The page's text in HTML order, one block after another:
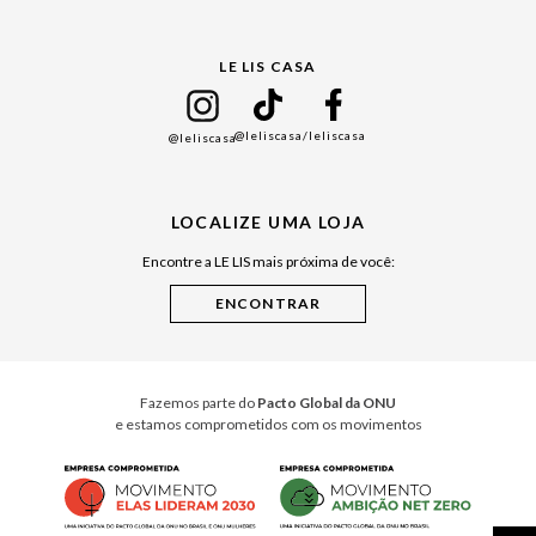
Cuidados Casa
LE LIS CASA
@leliscasa@leliscasa/leliscasa
LOCALIZE UMA LOJA
Encontre a LE LIS mais próxima de você:
Fazemos parte do Pacto Global da ONU
e estamos comprometidos com os movimentos